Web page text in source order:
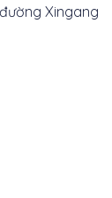
Xingang